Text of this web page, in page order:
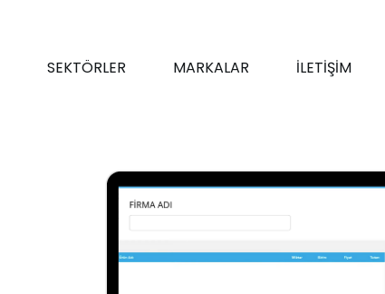
SEKTÖRLER MARKALAR İLETİŞİM